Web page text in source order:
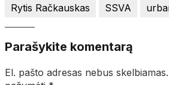
Rytis Račkauskas
SSVA
Parašykite komentarą
El. pašto adresas nebus skelbiamas.